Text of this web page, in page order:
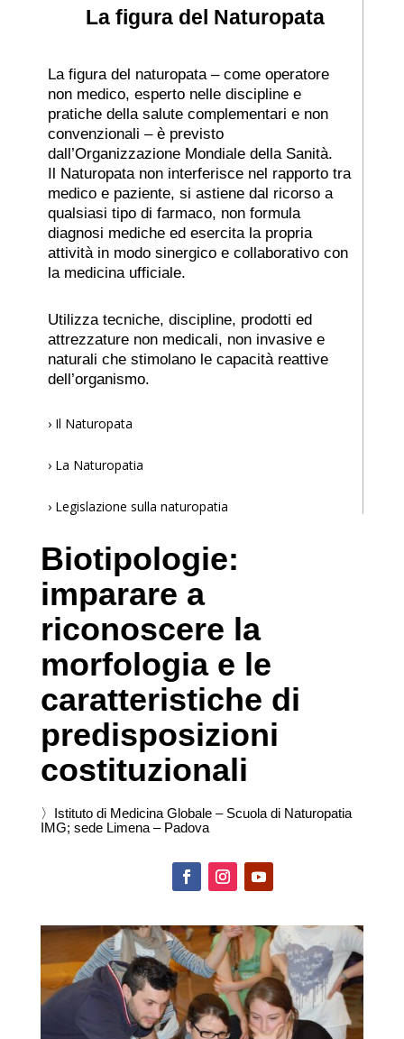
La figura del Naturopata
La figura del naturopata – come operatore
non medico, esperto nelle discipline e
pratiche della salute complementari e non
convenzionali – è previsto
dall’Organizzazione Mondiale della Sanità.
Il Naturopata non interferisce nel rapporto tra
medico e paziente, si astiene dal ricorso a
qualsiasi tipo di farmaco, non formula
diagnosi mediche ed esercita la propria
attività in modo sinergico e collaborativo con
la medicina ufficiale.
Utilizza tecniche, discipline, prodotti ed
attrezzature non medicali, non invasive e
naturali che stimolano le capacità reattive
dell’organismo.
› Il Naturopata
› La Naturopatia
› Legislazione sulla naturopatia
Biotipologie:
imparare a
riconoscere la
morfologia e le
caratteristiche di
predisposizioni
costituzionali
〉Istituto di Medicina Globale – Scuola di Naturopatia
IMG; sede Limena – Padova